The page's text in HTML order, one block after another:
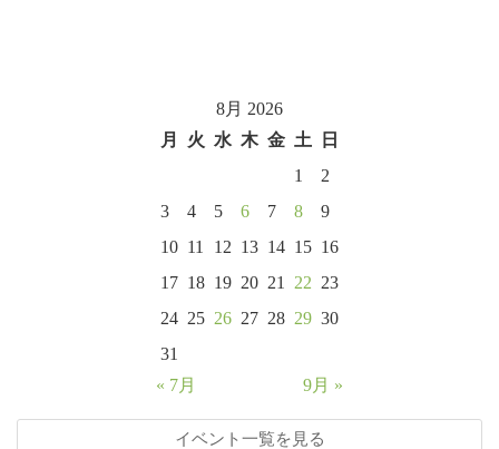
8月 2026
月
火 水 木 金 土
日
1
2
3
4 5 6 7 8
9
10 11 12 13 14 15 16
17 18 19 20 21 22 23
24 25 26 27 28 29 30
31
« 7月
9月 »
イベント一覧を見る